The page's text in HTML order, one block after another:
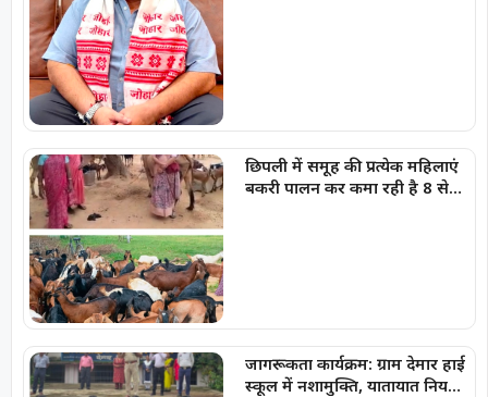
छिपली में समूह की प्रत्येक महिलाएं
बकरी पालन कर कमा रही है 8 से
जागरूकता कार्यक्रम: ग्राम देमार हाई
स्कूल में नशामुक्ति, यातायात नियमों